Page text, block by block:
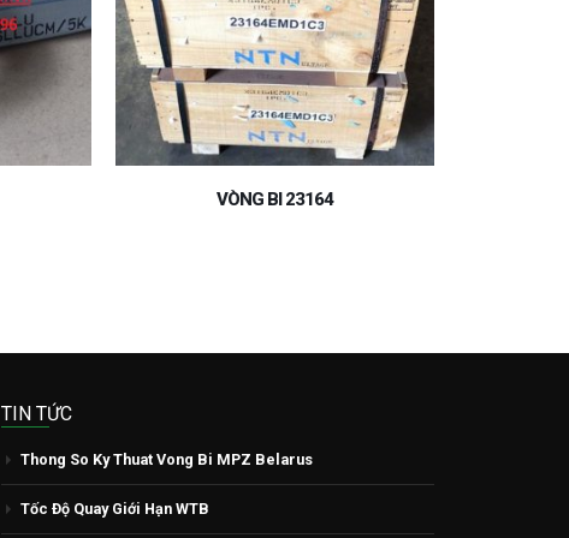
VÒNG BI 6208ZZ
TIN TỨC
Thong So Ky Thuat Vong Bi MPZ Belarus
Tốc Độ Quay Giới Hạn WTB